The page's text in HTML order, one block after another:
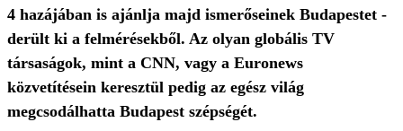
4 hazájában is ajánlja majd ismerőseinek Budapestet -
derült ki a felmérésekből. Az olyan globális TV
társaságok, mint a CNN, vagy a Euronews
közvetítésein keresztül pedig az egész világ
megcsodálhatta Budapest szépségét.